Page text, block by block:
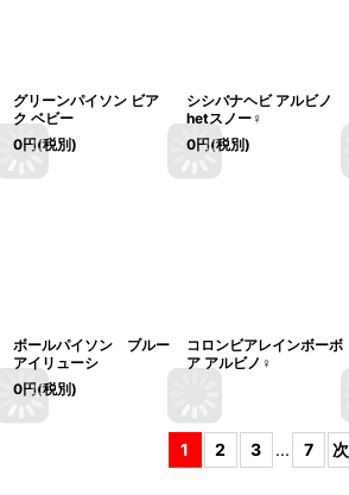
グリーンパイソン ビア
ク ベビー
0円(税別)
シシバナヘビ アルビノ
hetスノー♀
0円(税別)
ボールパイソン ブルー
アイリューシ
0円(税別)
コロンビアレインボーボ
ア アルビノ♀
1 2 3 ... 7 次